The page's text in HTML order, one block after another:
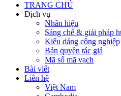
TRANG CHỦ
Dịch vụ
Nhãn hiệu
Sáng chế & giải pháp
Kiểu dáng công nghiệp
Bản quyền tác giả
Mã số mã vạch
Bài viết
Liên hệ
Việt Nam